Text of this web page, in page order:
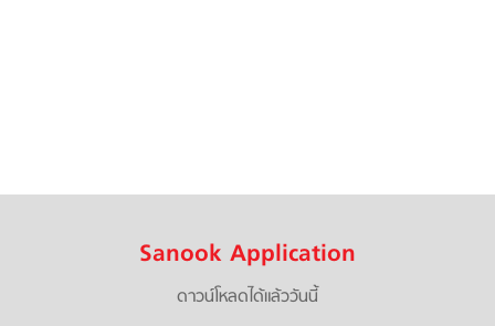
Sanook Application
ดาวน์โหลดได้แล้ววันนี้